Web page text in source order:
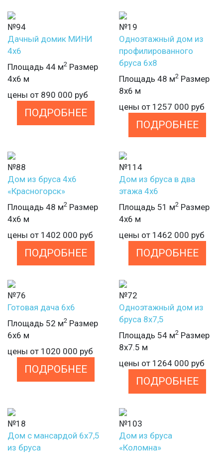
№94
Дачный домик МИНИ
4х6
Площадь 44 м2 Размер
4х6 м
цены от 890 000 руб
ПОДРОБНЕЕ
№19
Одноэтажный дом из
профилированного
бруса 6х8
Площадь 48 м2 Размер
8х6 м
цены от 1257 000 руб
ПОДРОБНЕЕ
№88
Дом из бруса 4х6
«Красногорск»
Площадь 48 м2 Размер
4х6 м
цены от 1402 000 руб
ПОДРОБНЕЕ
№114
Дом из бруса в два
этажа 4х6
Площадь 51 м2 Размер
4х6 м
цены от 1462 000 руб
ПОДРОБНЕЕ
№76
Готовая дача 6х6
Площадь 52 м2 Размер
6х6 м
цены от 1020 000 руб
ПОДРОБНЕЕ
№72
Одноэтажный дом из
бруса 8х7,5
Площадь 54 м2 Размер
8х7.5 м
цены от 1264 000 руб
ПОДРОБНЕЕ
№18
Дом с мансардой 6х7,5
из бруса
№103
Дом из бруса
«Коломна»